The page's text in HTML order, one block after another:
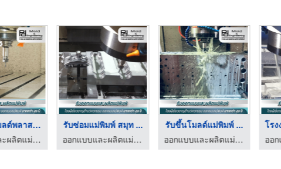
ออกแบบโมลด์พลาสติก ส ...
ออกแบบและผลิตแม่พิมพ์ - PD Mold
รับซ่อมแม่พิมพ์ สมุท ...
ออกแบบและผลิตแม่พิมพ์ - PD Mold
รับขึ้นโมลด์แม่พิมพ์ ...
ออกแบบและผลิตแม่พิมพ์ - PD Mold